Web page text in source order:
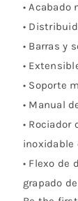
• Acabado
•
• Barras y
•
• Soporte
• Manual
• Rociador
inoxidable
• Flexo de
grapado